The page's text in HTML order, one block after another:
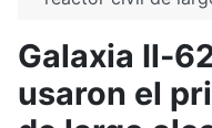
Galaxia Il-
usaron el